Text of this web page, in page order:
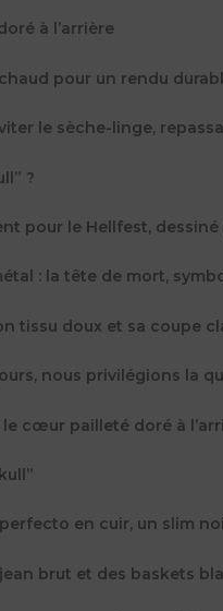
à l’arrière
pour un rendu
le sèche-linge,
?
pour le Hellfest,
: la tête de mort,
tissu doux et sa coupe
nous privilégions la
cœur pailleté doré à
perfecto en cuir, un slim
brut et des baskets